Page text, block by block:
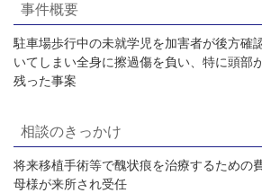
事件概要
駐車場歩行中の未就学児を加害者が後方確
いてしまい全身に擦過傷を負い、特に頭部
残った事案
相談のきっかけ
将来移植手術等で醜状痕を治療するための
母様が来所され受任